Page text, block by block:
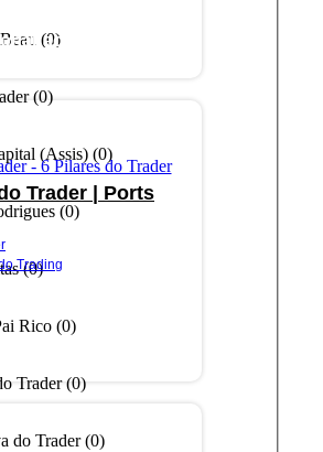
(0)
(0)
(Assis) (0)
(0)
(0)
Rico (0)
Trader(0)
do Trader(0)
ao carrinho
Trader | Ports
Trading